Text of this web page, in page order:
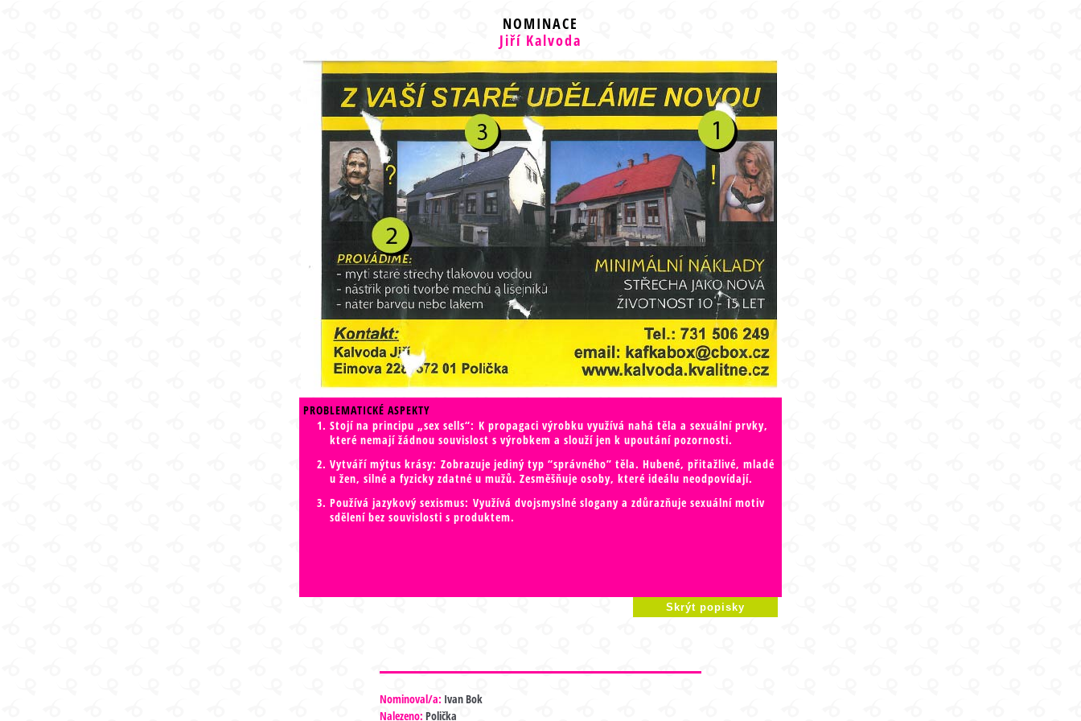
NOMINACE
Jiří Kalvoda
PROBLEMATICKÉ ASPEKTY
Stojí na principu „sex sells“: K propagaci výrobku využívá nahá těla a sexuální prvky,
které nemají žádnou souvislost s výrobkem a slouží jen k upoutání pozornosti.
Vytváří mýtus krásy: Zobrazuje jediný typ “správného” těla. Hubené, přitažlivé, mladé
u žen, silné a fyzicky zdatné u mužů. Zesměšňuje osoby, které ideálu neodpovídají.
Používá jazykový sexismus: Využívá dvojsmyslné slogany a zdůrazňuje sexuální motiv
sdělení bez souvislosti s produktem.
Skrýt popisky
Nominoval/a: Ivan Bok
Nalezeno: Polička